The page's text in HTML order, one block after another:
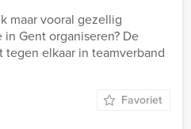
maar vooral gezellig
Gent organiseren? De
elkaar in teamverband
Favoriet